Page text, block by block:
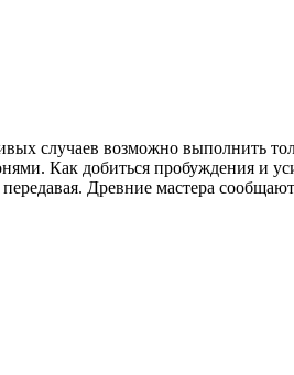
случаев возможно выполнить
Как добиться пробуждения и
Древние мастера